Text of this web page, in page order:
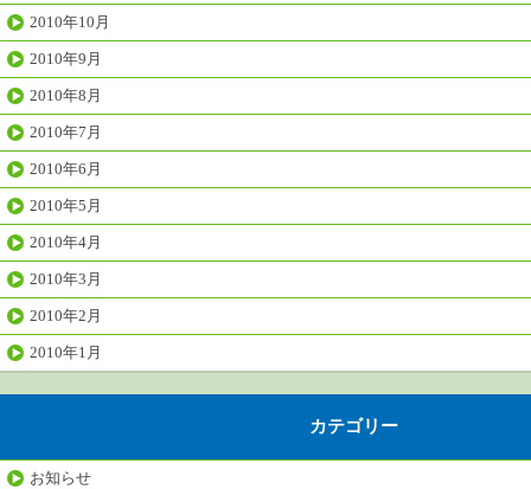
2010年10月
2010年9月
2010年8月
2010年7月
2010年6月
2010年5月
2010年4月
2010年3月
2010年2月
2010年1月
カテゴリー
お知らせ